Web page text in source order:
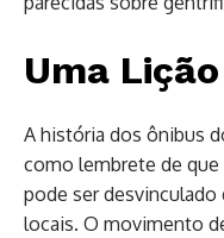
Uma
A história dos ônibus
como lembrete de
pode ser
locais. O movimento